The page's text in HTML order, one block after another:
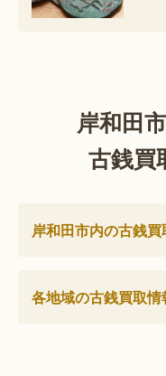
岸和田
古銭買
岸和田市内の古銭買
各地域の古銭買取情